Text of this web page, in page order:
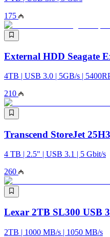
175
External HDD Seagate
4TB | USB 3.0 | 5GB/s |
210
Transcend StoreJet
4 TB | 2.5" | USB 3.1 | 5 Gbit/s
260
Lexar 2TB SL300 USB
2TB | 1000 MB/s | 1050 MB/s